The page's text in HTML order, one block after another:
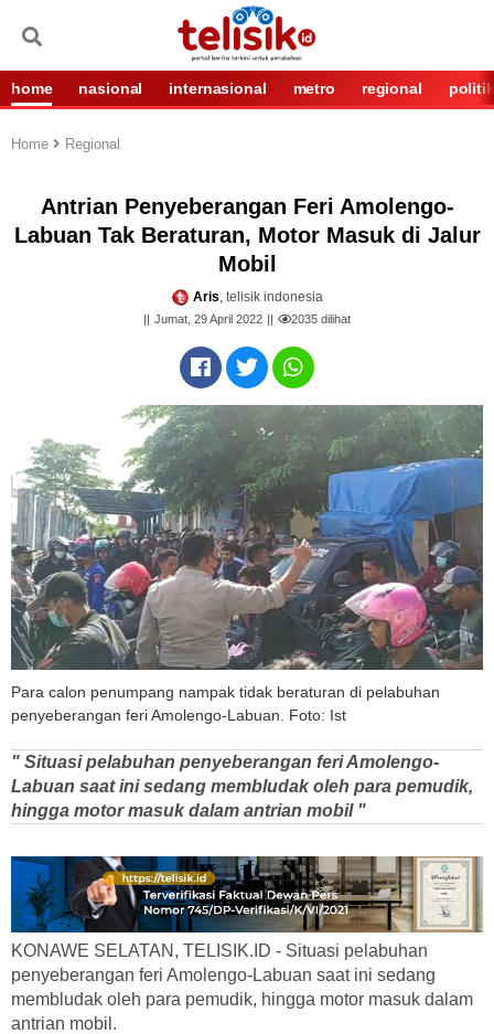
home nasional internasional metro regional politik
Home Regional
Antrian Penyeberangan Feri Amolengo-
Labuan Tak Beraturan, Motor Masuk di Jalur
Mobil
Aris, telisik indonesia
Jumat, 29 April 2022 2035 dilihat
Para calon penumpang nampak tidak beraturan di pelabuhan
penyeberangan feri Amolengo-Labuan. Foto: Ist
" Situasi pelabuhan penyeberangan feri Amolengo-
Labuan saat ini sedang membludak oleh para pemudik,
hingga motor masuk dalam antrian mobil "
KONAWE SELATAN, TELISIK.ID - Situasi pelabuhan
penyeberangan feri Amolengo-Labuan saat ini sedang
membludak oleh para pemudik, hingga motor masuk dalam
antrian mobil.